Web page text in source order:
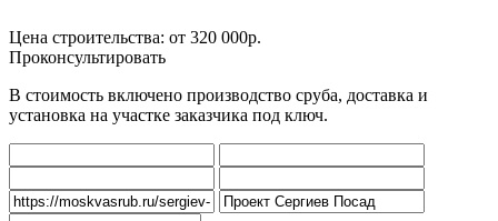
Цена строительства: от 320 000р.
Проконсультировать
В стоимость включено производство сруба, доставка и
установка на участке заказчика под ключ.